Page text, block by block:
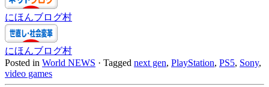
にほんブログ村
にほんブログ村
Posted in World NEWS · Tagged next gen, PlayStation, PS5, Sony,
video games